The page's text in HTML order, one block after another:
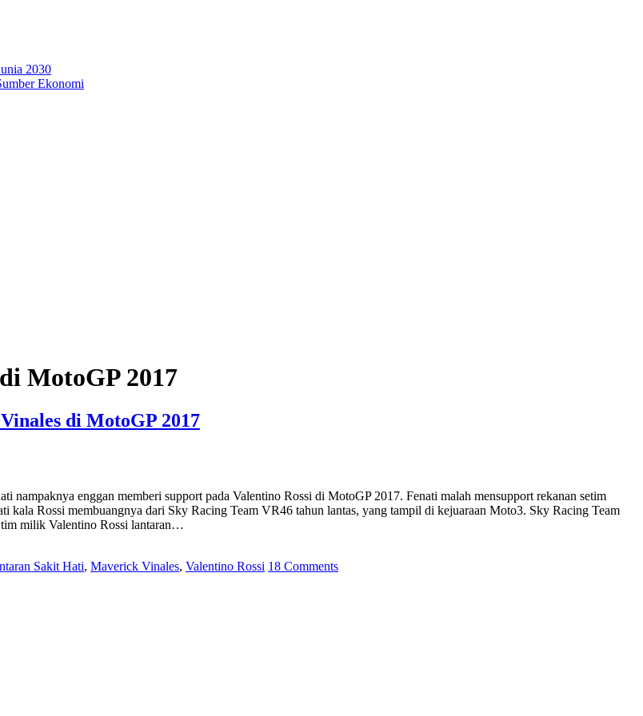
2030
Ekonomi
MotoGP 2017
di MotoGP 2017
enggan memberi support pada Valentino Rossi di MotoGP 2017. Fenati malah mensupport rekanan setim
Rossi membuangnya dari Sky Racing Team VR46 tahun lantas, yang tampil di kejuaraan Moto3. Sky Racing Team
milik Valentino Rossi lantaran…
Sakit Hati, Maverick Vinales, Valentino Rossi 18 Comments